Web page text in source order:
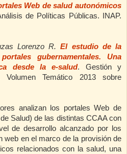
Web de salud autonómicos
de Políticas Públicas. INAP.
Lorenzo R.El estudio de la
gubernamentales. Una
desde la e-salud.
Gestión y
Volumen Temático 2013 sobre
analizan los portales Web de
Salud) de las distintas CCAA con
de desarrollo alcanzado por los
web en el marco de la provisión de
relacionados con la salud, una